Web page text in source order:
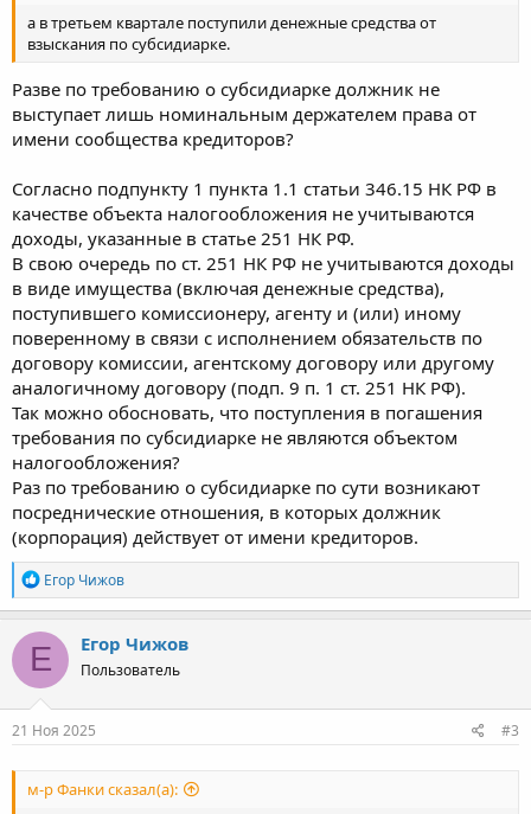
а в третьем квартале поступили денежные средства от
взыскания по субсидиарке.
Разве по требованию о субсидиарке должник не
выступает лишь номинальным держателем права от
имени сообщества кредиторов?
Согласно подпункту 1 пункта 1.1 статьи 346.15 НК РФ в
качестве объекта налогообложения не учитываются
доходы, указанные в статье 251 НК РФ.
В свою очередь по ст. 251 НК РФ не учитываются доходы
в виде имущества (включая денежные средства),
поступившего комиссионеру, агенту и (или) иному
поверенному в связи с исполнением обязательств по
договору комиссии, агентскому договору или другому
аналогичному договору (подп. 9 п. 1 ст. 251 НК РФ).
Так можно обосновать, что поступления в погашения
требования по субсидиарке не являются объектом
налогообложения?
Раз по требованию о субсидиарке по сути возникают
посреднические отношения, в которых должник
(корпорация) действует от имени кредиторов.
Р
е
а
к
ц
и
и
:
Егор Чижов
Е Егор Чижов
Пользователь
21 Ноя 2025 #3
м-р Фанки сказал(а):